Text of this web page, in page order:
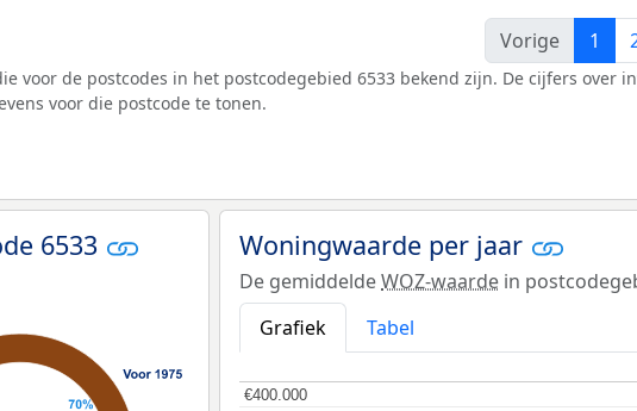
Vorige
1
voor de postcodes in het postcodegebied 6533 bekend zijn. De cijfers over
voor die postcode te tonen.
6533 Woningwaarde per jaar
De gemiddeldeWOZ-waarde in
Grafiek
Tabel
€400.000
€400.000